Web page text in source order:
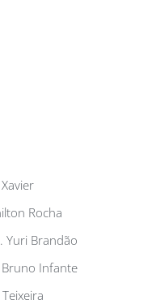
Rocha
Yuri Brandão
Infante